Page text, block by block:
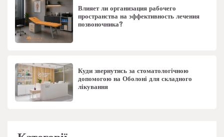
Влияет ли организация рабочего
пространства на эффективность лечения
позвоночника?
Куди звернутись за стоматологічною
допомогою на Оболоні для складного
лікування